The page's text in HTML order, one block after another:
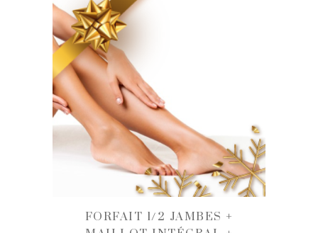
FORFAIT 1/2 JAMBES +